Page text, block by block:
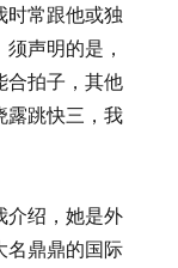
时常跟他或独
声明的是，
合拍子，其他
露跳快三，我
介绍，她是外
名鼎鼎的国际